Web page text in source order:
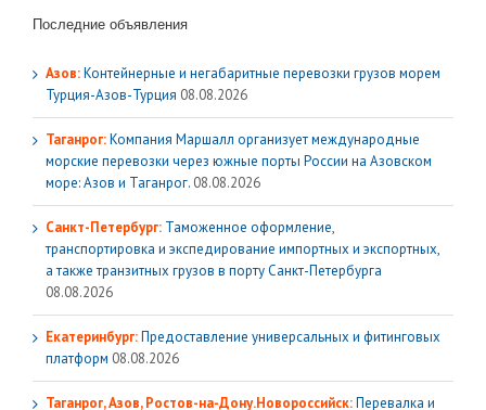
Последние объявления
Азов:Контейнерные и негабаритные перевозки грузов морем
Турция-Азов-Турция 08.08.2026
Таганрог:Компания Маршалл организует международные
морские перевозки через южные порты России на Азовском
море: Азов и Таганрог. 08.08.2026
Санкт-Петербург: Таможенное оформление,
транспортировка и экспедирование импортных и экспортных,
а также транзитных грузов в порту Санкт-Петербурга
08.08.2026
Екатеринбург:Предоставление универсальных и фитинговых
платформ 08.08.2026
Таганрог, Азов, Ростов-на-Дону.Новороссийск:Перевалка и